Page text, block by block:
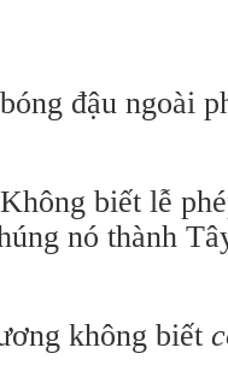
đậu ngoài
biết lễ
nó thành
không biết